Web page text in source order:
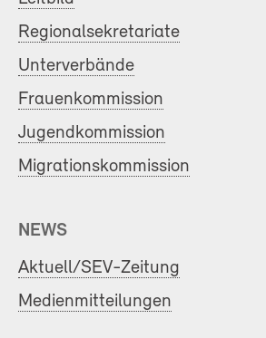
Regionalsekretariate
Unterverbände
Frauenkommission
Jugendkommission
Migrationskommission
NEWS
Aktuell/SEV-Zeitung
Medienmitteilungen